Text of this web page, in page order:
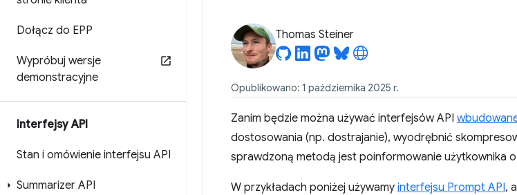
Dołącz do EPP
Wypróbuj wersje
demonstracyjne
Interfejsy API
Stan i omówienie interfejsu API
Summarizer API
Thomas Steiner
Opublikowano: 1 października 2025 r.
Zanim będzie można używać interfejsów API
dostosowania (np. dostrajanie), wyodrębnić
sprawdzoną metodą jest poinformowanie użytkownika
W przykładach poniżej używamy interfejsu Prompt API,